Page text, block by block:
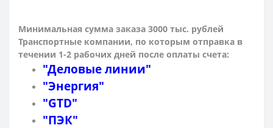
Минимальная сумма заказа 3000 тыс. рублей
Транспортные компании, по которым отправка в
течении 1-2 рабочих дней после оплаты счета:
"Деловые линии"
"Энергия"
"GTD"
"ПЭК"